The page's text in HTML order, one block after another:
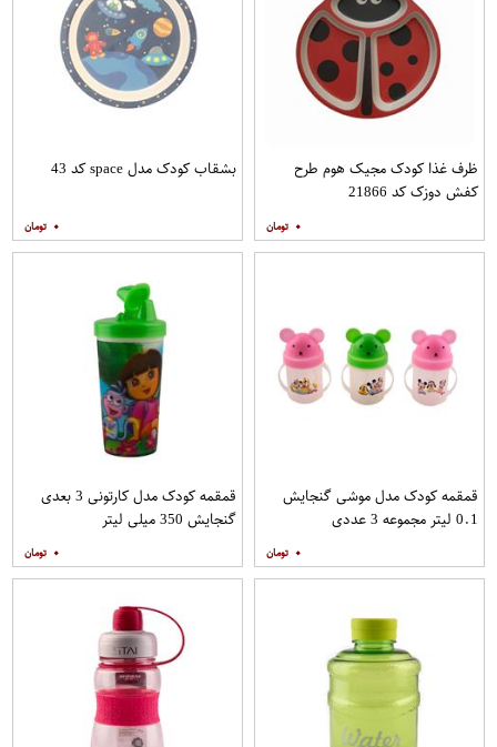
ظرف غذا کودک مجیک هوم طرح
کفش دوزک کد 21866
۰
بشقاب کودک مدل space کد 43
۰
قمقمه کودک مدل موشی گنجایش
0.1 لیتر مجموعه 3 عددی
۰
قمقمه کودک مدل کارتونی 3 بعدی
گنجایش 350 میلی لیتر
۰